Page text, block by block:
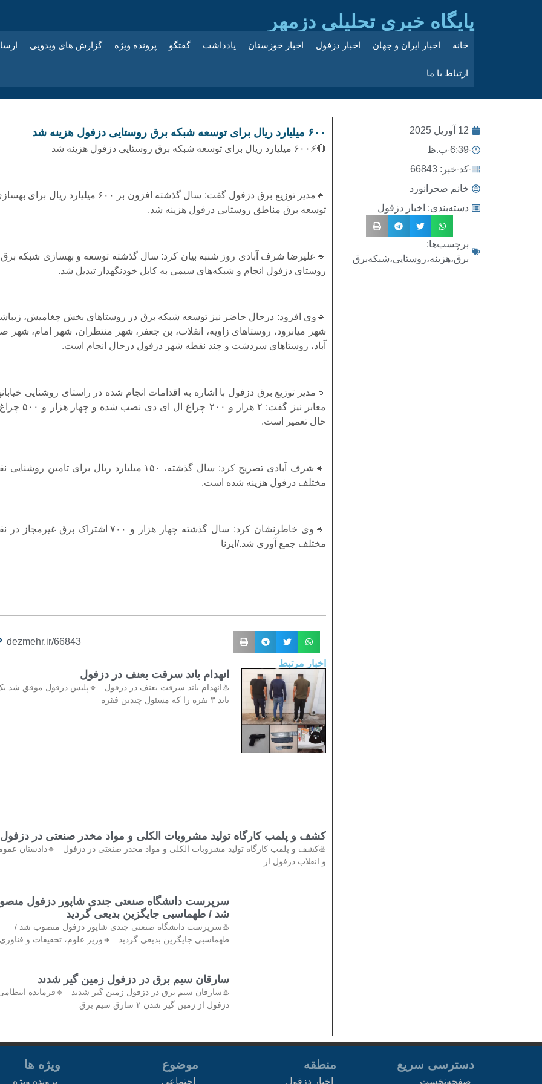
پایگاه خبری تحلیلی دزمهر
خانه اخبار ایران و جهان اخبار دزفول اخبار خوزستان یادداشت گفتگو پرونده ویژه گزارش های ویدویی
ارتباط با ما
12 آوریل 2025
6:39 ب.ظ
کد خبر: 66843
خانم صحرانورد
دسته‌بندی: اخبار دزفول
برچسب‌ها:
برق،هزینه،روستایی،شبکه‌برق
۶۰۰ میلیارد ریال برای توسعه شبکه برق روستایی دزفول هزینه شد
🔴⚡۶۰۰ میلیارد ریال برای توسعه شبکه برق روستایی دزفول هزینه شد
🔸مدیر توزیع برق دزفول گفت: سال گذشته افزون بر ۶۰۰ میلیارد ریال
توسعه برق مناطق روستایی دزفول هزینه شد.
روستای دزفول انجام و شبکه‌های سیمی به کابل خودنگهدار تبدیل شد.
🔹وی افزود: درحال حاضر نیز توسعه شبکه برق در روستاهای بخش چغامیش،
شهر میانرود، روستاهای زاویه، انقلاب، بن جعفر، شهر منتظران، شهر امام، شهر
آباد، روستاهای سردشت و چند نقطه شهر دزفول درحال انجام است.
🔹مدیر توزیع برق دزفول با اشاره به اقدامات انجام شده در راستای روشنایی
معابر نیز گفت: ۲ هزار و ۲۰۰ چراغ ال ای دی
حال تعمیر است.
🔹شرف آبادی تصریح کرد: سال گذشته، ۱۵۰ میلیارد ریال برای تامین
مختلف دزفول هزینه شده است.
🔹وی خاطرنشان کرد: سال گذشته چهار هزار و ۷۰۰ اشتراک برق
مختلف جمع آوری شد./ایرنا
dezmehr.ir/66843
اخبار مرتبط
انهدام باند سرقت بعنف در دزفول
♨️انهدام باند سرقت بعنف در دزفول 🔹پلیس دزفول موفق شد
باند ۳ نفره را که مسئول چندین فقره
کشف و پلمب کارگاه تولید مشروبات الکلی و مواد مخدر صنعتی در دزفول
♨️کشف و پلمب کارگاه تولید مشروبات الکلی و مواد مخدر صنعتی در دزفول 🔹دادستان
و انقلاب دزفول از
سرپرست دانشگاه صنعتی جندی شاپور دزفول
شد / طهماسبی جایگزین بدیعی گردید
♨️سرپرست دانشگاه صنعتی جندی شاپور دزفول منصوب شد /
طهماسبی جایگزین بدیعی گردید 🔸وزیر علوم، تحقیقات و فناوری
سارقان سیم برق در دزفول زمین گیر شدند
♨️سارقان سیم برق در دزفول زمین گیر شدند 🔹فرمانده
دزفول از زمین گیر شدن ۲ سارق سیم برق
دسترسی سریع
صفحه‌نخست
منطقه
اخبار دزفول
موضوع
اجتماعی
ویژه ها
پرونده ویژه